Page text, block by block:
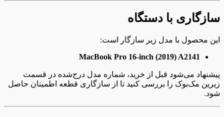
سازگاری با دستگاه
این محصول با مدل زیر سازگار است:
MacBook Pro 16-inch (2019) A2141
پیشنهاد می‌شود قبل از خرید، شماره مدل درج‌شده در قسمت
زیرین مک‌بوک را بررسی کنید تا از سازگاری قطعه اطمینان حاصل
شود.